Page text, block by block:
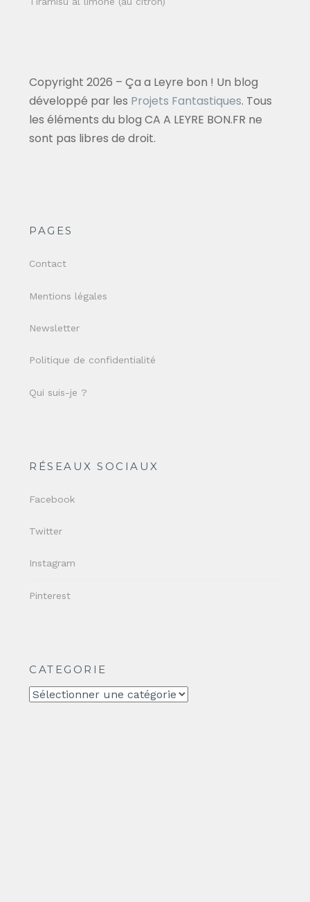
Copyright 2026 – Ça a Leyre bon ! Un blog
développé par les Projets Fantastiques. Tous
les éléments du blog CA A LEYRE BON.FR ne
sont pas libres de droit.
PAGES
Contact
Mentions légales
Newsletter
Politique de confidentialité
Qui suis-je ?
RÉSEAUX SOCIAUX
Facebook
Twitter
Instagram
Pinterest
CATEGORIE
CATEGORIE